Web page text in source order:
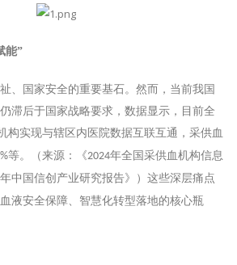
能”
、国家安全的重要基石。然而，当前我国
滞后于国家战略要求，数据显示，目前全
构实现与辖区内医院数据互联互通，采供血
等。（来源：《2024年全国采供血机构信息
年中国信创产业研究报告》）这些深层痛点
液安全保障、智慧化转型落地的核心瓶